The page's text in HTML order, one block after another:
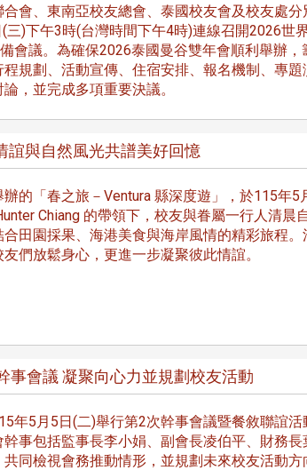
會、東南亞校友總會、泰國校友會及校友處分
三)下午3時(台灣時間下午4時)連線召開2026世
會議。為確保2026泰國曼谷雙年會順利舉辦，
規劃、活動宣傳、住宿安排、報名機制、專題
，並完成多項重要決議。
誼與自然風光共譜美好回憶
的「春之旅－Ventura 縣深度遊」，於115年5
Chiang 的帶領下，校友與眷屬一行人清晨
田園採果、海港美食與海岸風情的精彩旅程。
們放鬆身心，更進一步凝聚彼此情誼。
事會議 凝聚向心力並規劃校友活動
年5月5日(二)舉行第2次幹事會議暨餐敘聯誼活
事包括監事長李小娟、副會長凌伯平、財務長
同檢視會務推動情形，並規劃未來校友活動方
市校友會拜會盧秀燕市
校友交流智慧治理凝聚向
市校友會於115年6月24日
)舉辦拜會台中市政府活動。參
由母校戰略所所長李大中、 ...
南加州校友會
理事會議 許
會長 並獲授
校友雙年會
南加州校友會於
在美國洛杉磯華
（洛僑文化中心
...
校友會活動 (系
、其他)
友來訪】香港校友會前會
雅琴、杜天寶學長
3 版 校友
所、其他)
邱孝賢接任跨
屆理事長